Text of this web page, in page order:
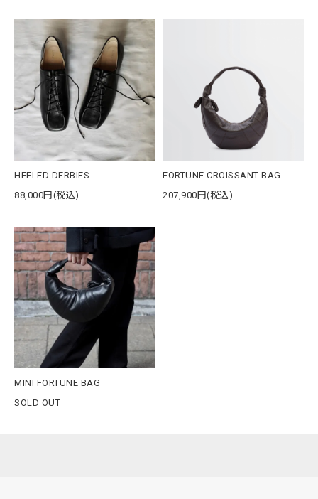
HEELED DERBIES
88,000円(税込)
FORTUNE CROISSANT BAG
207,900円(税込)
MINI FORTUNE BAG
SOLD OUT